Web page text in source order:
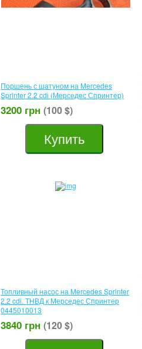
Поршень с шатуном на Mercedes
Sprinter 2.2 cdі (Мерседес Спринтер)
3200 грн (100 $)
Купить
Топливный насос на Mercedes Sprinter
2.2 cdi. ТНВД к Мерседес Спринтер
0445010013
3840 грн (120 $)